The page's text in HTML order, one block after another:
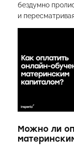
бездумно
и
Можно ли